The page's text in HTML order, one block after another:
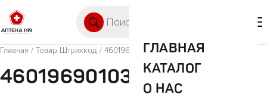
ГЛАВНАЯ
КАТАЛОГ
О НАС
Главная / Товар Штрихкод / 4601969010398
4601969010398